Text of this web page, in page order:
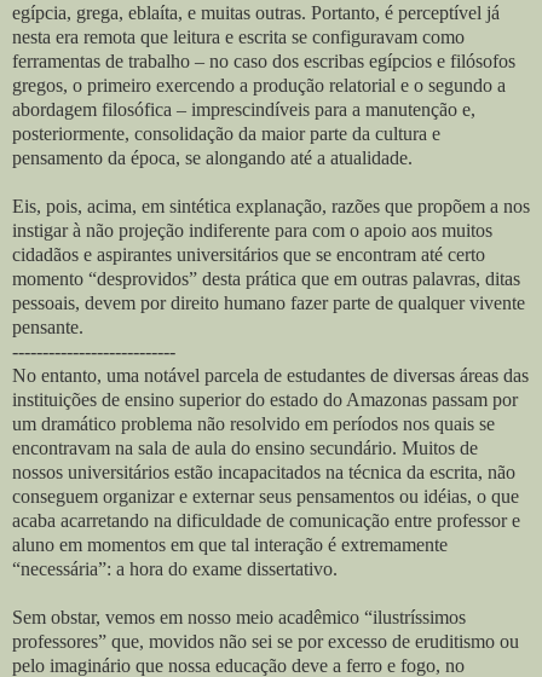
egípcia, grega, eblaíta, e muitas outras. Portanto, é perceptível já
nesta era remota que leitura e escrita se configuravam como
ferramentas de trabalho – no caso dos escribas egípcios e filósofos
gregos, o primeiro exercendo a produção relatorial e o segundo a
abordagem filosófica – imprescindíveis para a manutenção e,
posteriormente, consolidação da maior parte da cultura e
pensamento da época, se alongando até a atualidade.
Eis, pois, acima, em sintética explanação, razões que propõem a nos
instigar à não projeção indiferente para com o apoio aos muitos
cidadãos e aspirantes universitários que se encontram até certo
momento “desprovidos” desta prática que em outras palavras, ditas
pessoais, devem por direito humano fazer parte de qualquer vivente
pensante.
---------------------------
No entanto, uma notável parcela de estudantes de diversas áreas das
instituições de ensino superior do estado do Amazonas passam por
um dramático problema não resolvido em períodos nos quais se
encontravam na sala de aula do ensino secundário. Muitos de
nossos universitários estão incapacitados na técnica da escrita, não
conseguem organizar e externar seus pensamentos ou idéias, o que
acaba acarretando na dificuldade de comunicação entre professor e
aluno em momentos em que tal interação é extremamente
“necessária”: a hora do exame dissertativo.
Sem obstar, vemos em nosso meio acadêmico “ilustríssimos
professores” que, movidos não sei se por excesso de eruditismo ou
pelo imaginário que nossa educação deve a ferro e fogo, no